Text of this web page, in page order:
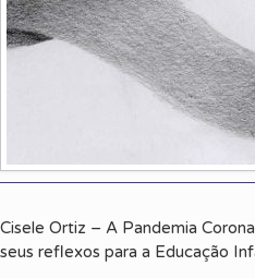
Cisele Ortiz – A Pandemia
seus reflexos para a Educação